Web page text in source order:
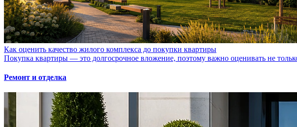
Как оценить качество жилого комплекса до покупки квартиры
Покупка квартиры — это долгосрочное вложение, поэтому важно оценивать не
Ремонт и отделка